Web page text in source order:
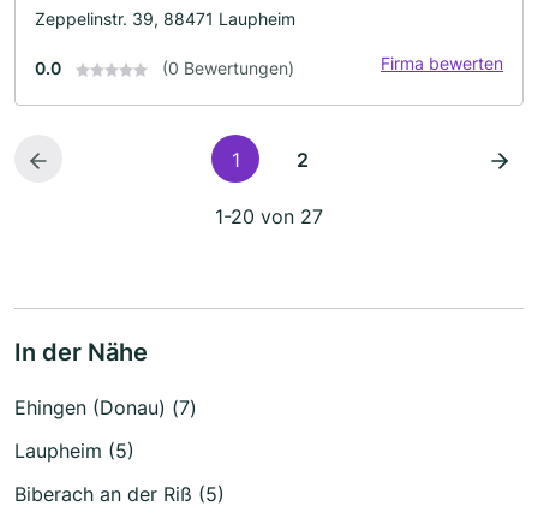
Zeppelinstr. 39, 88471 Laupheim
0.0 (0 Bewertungen) Firma bewerten
1 2
1-20 von 27
In der Nähe
Ehingen (Donau) (7)
Laupheim (5)
Biberach an der Riß (5)